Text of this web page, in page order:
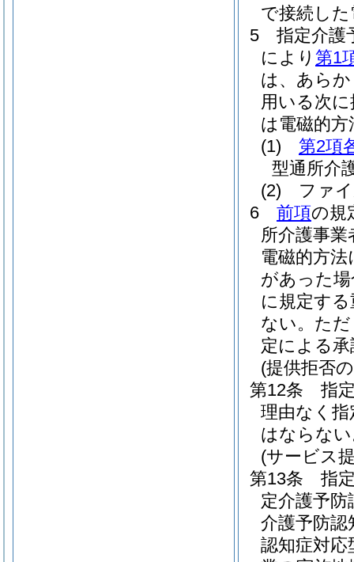
で接続し
5
指定介護
により 第1
は、あら
用いる次
は電磁的
(1)
第2項
型通所介
(2)
ファ
6
前項の規
所介護事
電磁的方
があった
に規定す
ない。 た
定による
(提供拒否
第12条
指
理由なく指
はならな
(サービス
第13条
指
定介護予防
介護予防認
認知症対応